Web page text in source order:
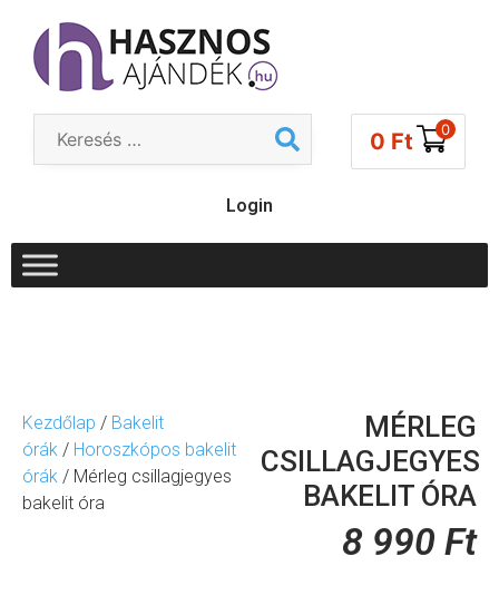
0 Ft 0
Login
Kezdőlap / Bakelit
órák / Horoszkópos bakelit
órák / Mérleg csillagjegyes
bakelit óra
MÉRLEG
CSILLAGJEGYES
BAKELIT ÓRA
8 990 Ft